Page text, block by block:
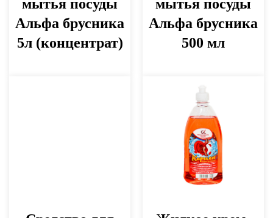
мытья посуды
Альфа брусника
5л (концентрат)
мытья посуды
Альфа брусника
500 мл